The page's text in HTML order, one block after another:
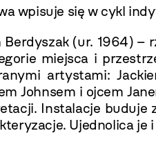
wpisuje się w cykl
Berdyszak (ur. 1964) –
miejsca i
artystami:
Johnsem i ojcem
Instalacje buduje
Ujednolica je